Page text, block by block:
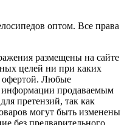
оптом. Все права
размещены на сайте
целей ни при каких
офертой. Любые
информации продаваемым
претензий, так как
могут быть изменены
без предварительного